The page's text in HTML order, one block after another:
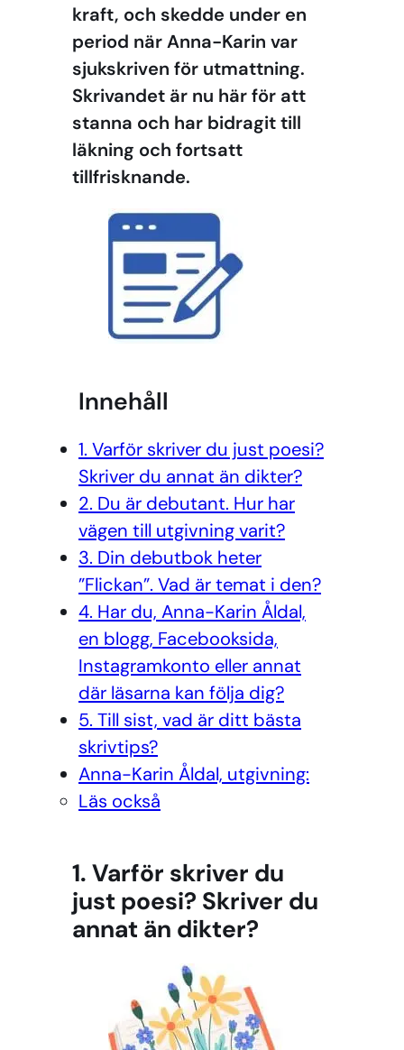
kraft, och skedde under en
period när Anna-Karin var
sjukskriven för utmattning.
Skrivandet är nu här för att
stanna och har bidragit till
läkning och fortsatt
tillfrisknande.
Innehåll
1. Varför skriver du just poesi?
Skriver du annat än dikter?
2. Du är debutant. Hur har
vägen till utgivning varit?
3. Din debutbok heter
”Flickan”. Vad är temat i den?
4. Har du, Anna-Karin Åldal,
en blogg, Facebooksida,
Instagramkonto eller annat
där läsarna kan följa dig?
5. Till sist, vad är ditt bästa
skrivtips?
Anna-Karin Åldal, utgivning:
Läs också
1. Varför skriver du
just poesi? Skriver du
annat än dikter?